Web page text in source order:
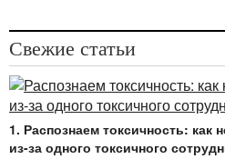
Свежие статьи
1. Распознаем токсичность: как
из-за одного токсичного